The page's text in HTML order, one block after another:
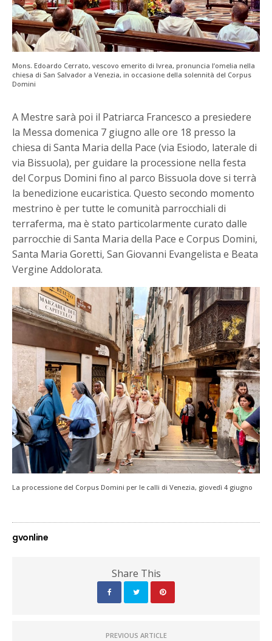
Mons. Edoardo Cerrato, vescovo emerito di Ivrea, pronuncia l’omelia nella
chiesa di San Salvador a Venezia, in occasione della solennità del Corpus
Domini
A Mestre sarà poi il Patriarca Francesco a presiedere
la Messa domenica 7 giugno alle ore 18 presso la
chiesa di Santa Maria della Pace (via Esiodo, laterale di
via Bissuola), per guidare la processione nella festa
del Corpus Domini fino al parco Bissuola dove si terrà
la benedizione eucaristica. Questo secondo momento
mestrino è per tutte le comunità parrocchiali di
terraferma, ma è stato particolarmente curato dalle
parrocchie di Santa Maria della Pace e Corpus Domini,
Santa Maria Goretti, San Giovanni Evangelista e Beata
Vergine Addolorata.
La processione del Corpus Domini per le calli di Venezia, giovedì 4 giugno
gvonline
Share This
PREVIOUS ARTICLE